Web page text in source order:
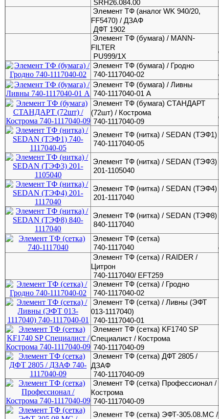
SRH26.084.00
Элемент ТФ (аналог WK 940/20,
FF5470) / ДЗАФ
ДФТ 1902
Элемент ТФ (бумага) / MANN-
FILTER
PU999/1X
Элемент ТФ (бумага) / Гродно
740-1117040-02
Элемент ТФ (бумага) / Ливны
740-1117040-01 А
Элемент ТФ (бумага) СТАНДАРТ
(72шт) / Кострома
740-1117040-09
Элемент ТФ (нитка) / SEDAN (ТЭФ1)
740-1117040-05
Элемент ТФ (нитка) / SEDAN (ТЭФ3)
201-1105040
Элемент ТФ (нитка) / SEDAN (ТЭФ4)
201-1117040
Элемент ТФ (нитка) / SEDAN (ТЭФ8)
840-1117040
Элемент ТФ (сетка)
740-1117040
Элемент ТФ (сетка) / RAIDER /
Цитрон
740-1117040/ EFT259
Элемент ТФ (сетка) / Гродно
740-1117040-02
Элемент ТФ (сетка) / Ливны (ЭФТ
013-1117040)
740-1117040-01
Элемент ТФ (сетка) KF1740 SP
Специалист / Кострома
740-1117040-09
Элемент ТФ (сетка) ДФТ 2805 /
ДЗАФ
740-1117040-09
Элемент ТФ (сетка) Профессионал /
Кострома
740-1117040-09
Элемент ТФ (сетка) ЭФТ-305.08.МС /